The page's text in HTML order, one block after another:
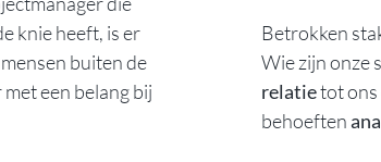
knie heeft, is er
mensen buiten de
een belang bij
Betrokken
Wie zijn onze
relatietot ons
behoeften